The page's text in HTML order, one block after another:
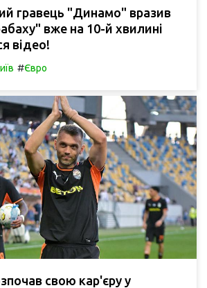
гравець "Динамо" вразив
вже на 10-й хвилині
відео!
#Євро
свою кар'єру у